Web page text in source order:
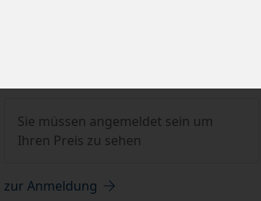
Sie müssen angemeldet sein um
Ihren Preis zu sehen
zur Anmeldung